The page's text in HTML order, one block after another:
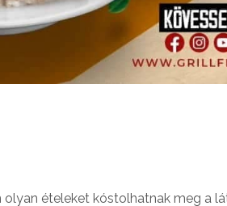
olyan ételeket kóstolhatnak meg a